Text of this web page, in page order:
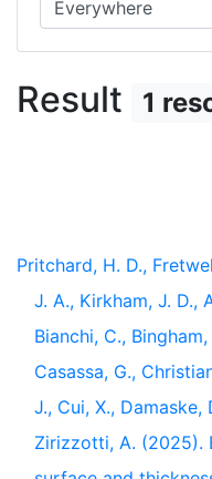
Result 1
Pritchard, H. D.,
J. A., Kirkham, J. D.,
Bianchi, C.,
Casassa, G.,
J., Cui, X., Damaske,
Zirizzotti, A. (2025).